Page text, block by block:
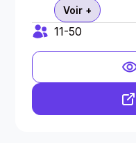
Voir +
11-50